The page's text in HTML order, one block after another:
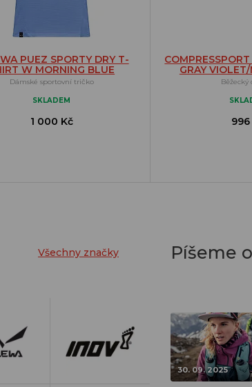
PUEZ SPORTY DRY T-
W MORNING BLUE
Dámské sportovní tričko
SKLADEM
1 000 Kč
GRAY
Běžecký
996
Všechny značky Píšeme
30. 09. 2025